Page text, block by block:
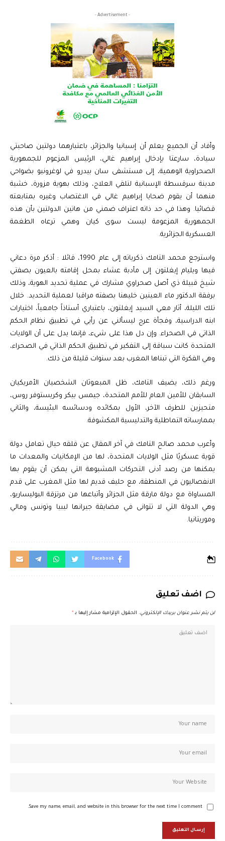
- Advertisement -
وأفاد أن الجميع يعلم أن إسبانيا والجزائر، باعتبارهما دولتين صاحبتي
سيادة، سارعتا بإدخال إبراهيم غالي، الرئيس المزعوم للجمهورية
الصحراوية الوهمية، إلى مستشفى سان بيدرو في لوغرونيو بضواحي
مدينة سرقسطة الإسبانية لتلقي العلاج، وذلك بهوية مزورة، خشية
منهما أن يقوم ضحايا إبراهيم غالي في الاغتصاب وغيره بمتابعته
قضائيا. وهذا في حد ذاته اعتراف ضمني من هاتين الدولتين بأن هذه
الجمهورية المزعومة ليست سوى كيان وهمي ترعاه الطغمة
العسكرية الجزائرية.
واسترجع محمد التامك ذكرياته إلى عام 1990، قائلا : أذكر مرة دعاني
فيها ويليام إيغلتون إلى مأدبة عشاء بمحل إقامته بالعيون بصفتي
شيخ قبيلة ذي أصل صحراوي مشارك في عملية تحديد الهوية، وذلك
برفقة الدكتور ماء العينين خليهنا بصفته مراقبا لعملية التحديد. خلال
تلك الليلة، أثار معي السيد إيغلتون، باعتباري أستاذاً جامعياً، اختيارات
ابنه الدراسية، وفجأة عرج ليسألني عن رأيي في تطبيق نظام الحكم
الذاتي في الصحراء. وإن دل هذا على شيء، فإنما يدل على أن الولايات
المتحدة كانت سباقة إلى التفكير في تطبيق الحكم الذاتي في الصحراء،
وهي الفكرة التي تبناها المغرب بعد سنوات قليلة من ذلك.
ورغم ذلك، يضيف التامك، ظل المبعوثان الشخصيان الأمريكيان
السابقان للأمين العام للأمم المتحدة، جيمس بيكر وكريستوفر روس،
متحيزين للطرف الآخر، الأول بمكائده ودسائسه البئيسة، والثاني
بممارساته التماطلية والتدليسية المكشوفة.
وأعرب محمد صالح التامك في آخر المقال عن قلقه حيال تعامل دولة
قوية عسكريًا مثل الولايات المتحدة، لها من الإمكانيات والمعدات ما
يمكنها من رصد أدنى التحركات المشبوهة التي يمكن أن يقوم بها
الانفصاليون في المنطقة، مع حليف قديم لها مثل المغرب على قدم
المساواة مع دولة مارقة مثل الجزائر وأتباعها من مرتزقة البوليساريو،
وهي الدولة التي لا تتوانى في مضايقة جيرانها ليبيا وتونس ومالي
وموريتانيا.
Facebook
اضف تعليق
لن يتم نشر عنوان بريدك الإلكتروني. الحقول الإلزامية مشار إليها بـ *
Save my name, email, and website in this browser for the next time I comment.